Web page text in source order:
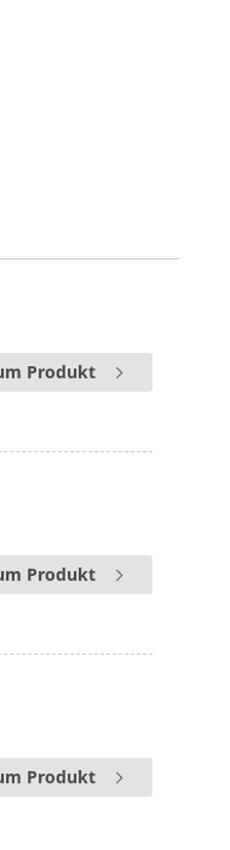
Produkt
Produkt
Produkt